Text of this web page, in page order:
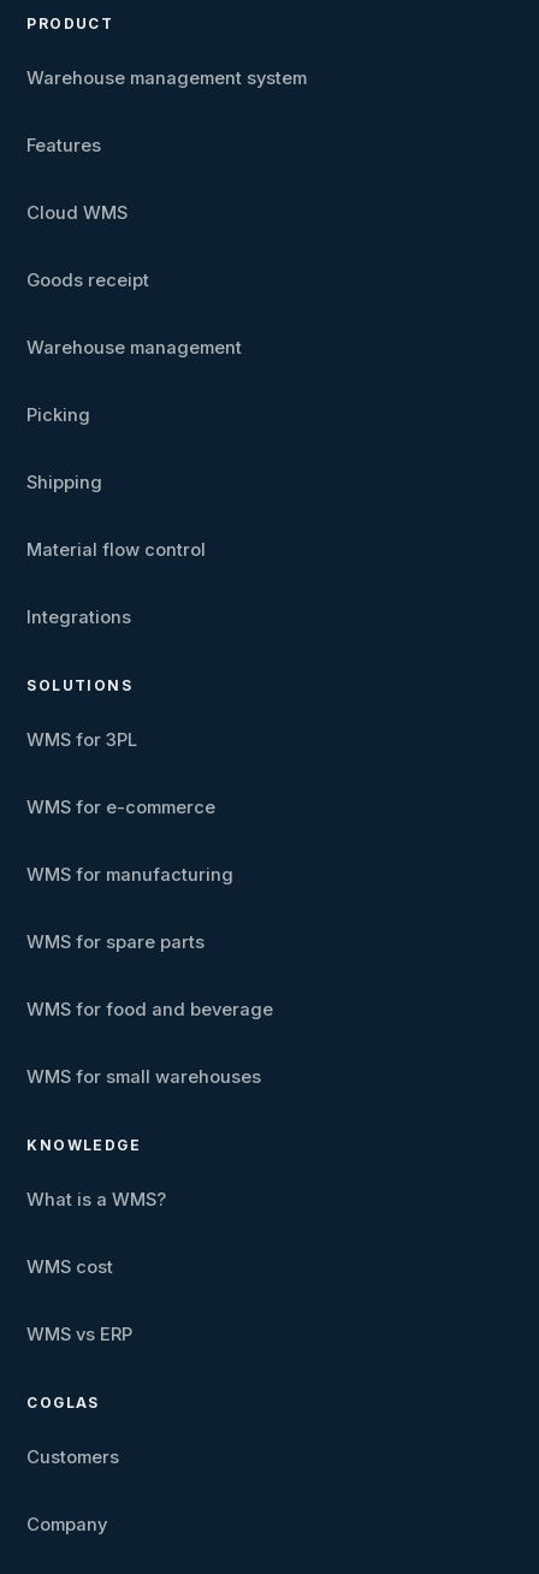
PRODUCT
Warehouse management system
Features
Cloud WMS
Goods receipt
Warehouse management
Picking
Shipping
Material flow control
Integrations
SOLUTIONS
WMS for 3PL
WMS for e-commerce
WMS for manufacturing
WMS for spare parts
WMS for food and beverage
WMS for small warehouses
KNOWLEDGE
What is a WMS?
WMS cost
WMS vs ERP
COGLAS
Customers
Company